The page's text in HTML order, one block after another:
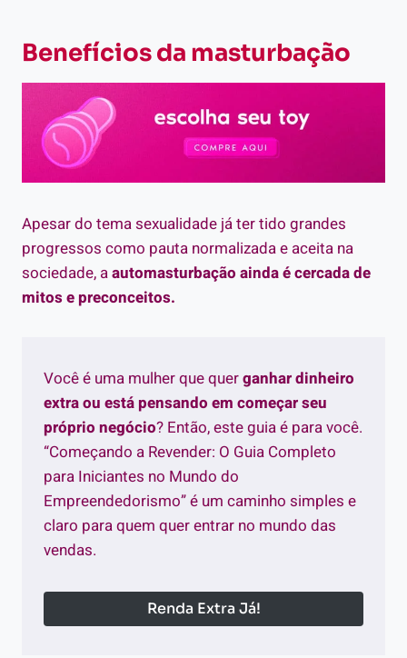
Benefícios da masturbação
Apesar do tema sexualidade já ter tido grandes
progressos como pauta normalizada e aceita na
sociedade, aautomasturbação ainda é cercada de
mitos e preconceitos.
Você é uma mulher que querganhar dinheiro
extra ou está pensando em começar seu
próprio negócio? Então, este guia é para você.
“Começando a Revender: O Guia Completo
para Iniciantes no Mundo do
Empreendedorismo” é um caminho simples e
claro para quem quer entrar no mundo das
vendas.
Renda Extra Já!